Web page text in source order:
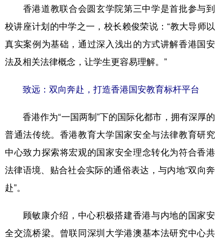
香港道教联合会圆玄学院第三中学是首批参与到
校讲座计划的中学之一，校长赖俊荣说：“教大导师以
真实案例为基础，通过深入浅出的方式讲解香港国安
法及相关法律概念，让学生更容易理解。”
致远：双向奔赴，打造香港国安教育标杆平台
香港作为“一国两制”下的国际化都市，拥有深厚的
普通法传统。香港教育大学国家安全与法律教育研究
中心致力探索将宏观的国家安全理念转化为符合香港
法律语境、贴合社会实际的通俗表达，与内地“双向奔
赴”。
顾敏康介绍，中心积极搭建香港与内地的国家安
全交流桥梁。曾联同深圳大学港澳基本法研究中心共